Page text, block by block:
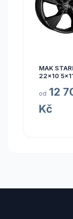
MAK
22x10
od 12
Kč